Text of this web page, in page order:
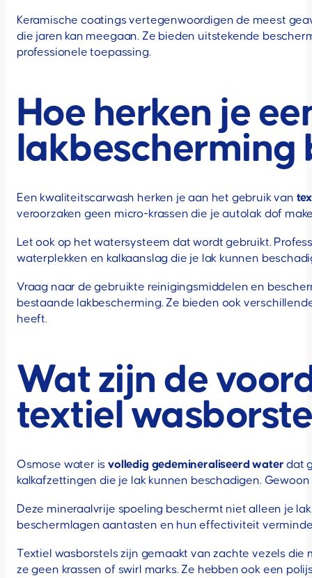
Keramische coatings vertegenwoordigen de meest
die jaren kan meegaan. Ze bieden uitstekende
professionele toepassing.
Hoe herken je
lakbescherming
Een kwaliteitscarwash herken je aan het gebruik van
veroorzaken geen micro-krassen die je autolak dof
Let ook op het watersysteem dat wordt gebruikt.
waterplekken en kalkaanslag die je lak kunnen
Vraag naar de gebruikte reinigingsmiddelen en
bestaande lakbescherming. Ze bieden ook
heeft.
Wat zijn de
textiel
Osmose water isvolledig gedemineraliseerd water dat
kalkafzettingen die je lak kunnen beschadigen.
Deze mineraalvrije spoeling beschermt niet alleen je
beschermlagen aantasten en hun effectiviteit
Textiel wasborstels zijn gemaakt van zachte vezels
ze geen krassen of swirl marks. Ze hebben ook een